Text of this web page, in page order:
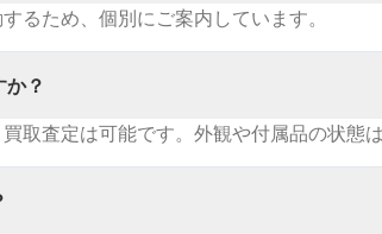
るため、個別にご案内しています。
？
取査定は可能です。外観や付属品の状態